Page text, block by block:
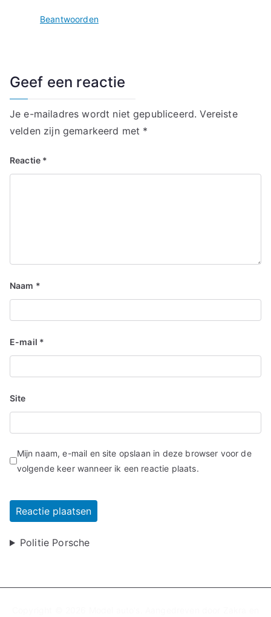
Beantwoorden
Geef een reactie
Je e-mailadres wordt niet gepubliceerd. Vereiste
velden zijn gemarkeerd met *
Reactie *
Naam *
E-mail *
Site
Mijn naam, e-mail en site opslaan in deze browser voor de
volgende keer wanneer ik een reactie plaats.
Politie Porsche